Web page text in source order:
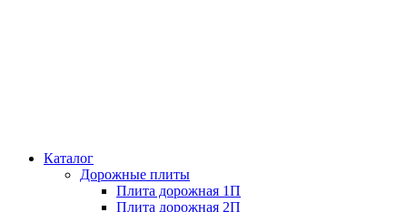
Каталог
Дорожные плиты
Плита дорожная 1П
Плита дорожная 2П